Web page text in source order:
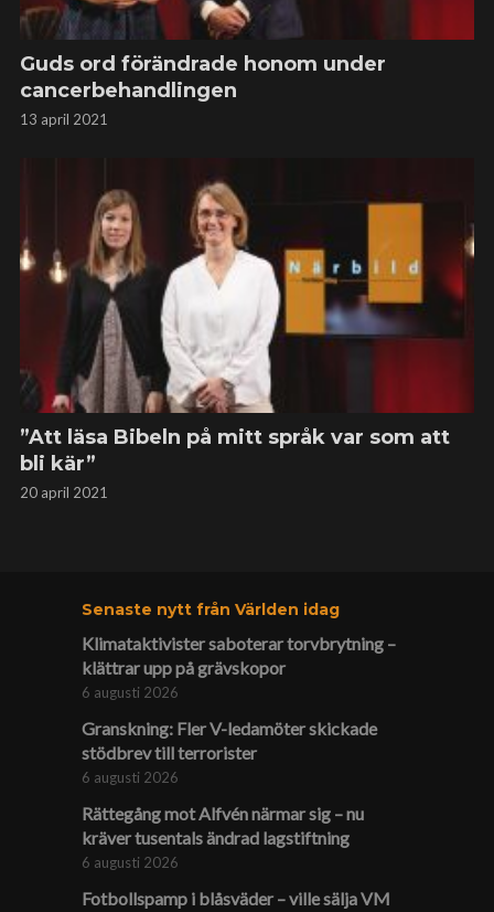
Guds ord förändrade honom under
cancerbehandlingen
13 april 2021
”Att läsa Bibeln på mitt språk var som att
bli kär”
20 april 2021
Senaste nytt från Världen idag
Klimat­aktivister saboterar torv­brytning –
klättrar upp på gräv­skopor
6 augusti 2026
Granskning: Fler V-ledamöter skickade
stödbrev till terrorister
6 augusti 2026
Rättegång mot Alfvén närmar sig – nu
kräver tusentals ändrad lagstiftning
6 augusti 2026
Fotbollspamp i blåsväder – ville sälja VM